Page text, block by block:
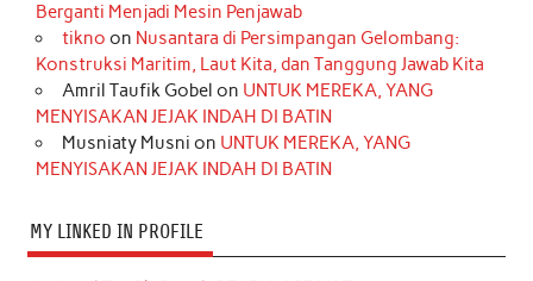
Berganti Menjadi Mesin Penjawab
tikno on Nusantara di Persimpangan Gelombang:
Konstruksi Maritim, Laut Kita, dan Tanggung Jawab Kita
Amril Taufik Gobel on UNTUK MEREKA, YANG
MENYISAKAN JEJAK INDAH DI BATIN
Musniaty Musni on UNTUK MEREKA, YANG
MENYISAKAN JEJAK INDAH DI BATIN
MY LINKED IN PROFILE